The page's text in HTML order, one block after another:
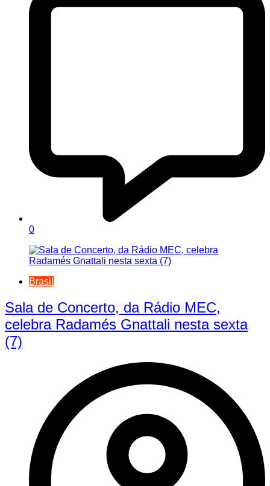
0
Brasil
Sala de Concerto, da Rádio MEC,
celebra Radamés Gnattali nesta sexta
(7)